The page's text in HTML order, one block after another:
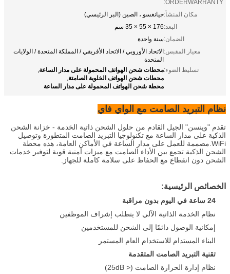
اترك رسالة
ORDERWARRANTY:
مكان المنشأ:جيانغسو ، الصين (البر الرئيسي)
البعد:176 × 55 × 35 سم
الضمان:سنة واحدة
معيار المقبس:الاتحاد الأوروبي / الاتحاد الأفريقي / المملكة المتحدة / الولايات
المتحدة
تسليط الضوء:محطات شحن الهواتف المحمولة على مدار الساعة,
محطات شحن الهواتف الخلوية الصامتة,
محطة شحن الهواتف المحمولة على مدار الساعة
نظام التبريد الصامت مع الواي فاي
تقدم "وينسن" الجيل القادم من حلول الشحن ذاتية الخدمة - خزانة الشحن
الذكية على مدار الساعة مع تكنولوجيا التبريد الصامت المتطورة وتوصيل
WiFi.مصممة للعمل على مدار الساعة في الأماكن العامة، هذه محطة
الشحن الذكية تجمع بين الأداء الصامت مع ميزات أمنية قوية لتوفير خدمات
الشحن دون انقطاع مع الحفاظ على سلامة كاملة للجهاز.
الخصائص الرئيسية:
24 ساعة في اليوم بدون مراقبة
نظام الخدمة الذاتية الآلي لا يتطلب إشراف الموظفين
إمكانية الوصول دائمًا إلى الشحن للمستخدمين
البناء المستدام للاستخدام العام المستمر
تقنية التبريد الصامت المتقدمة
نظام إدارة الحرارة الصامت (< 25dB)